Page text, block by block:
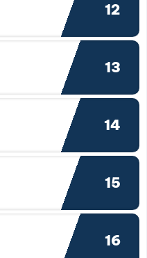
12
13
14
15
16